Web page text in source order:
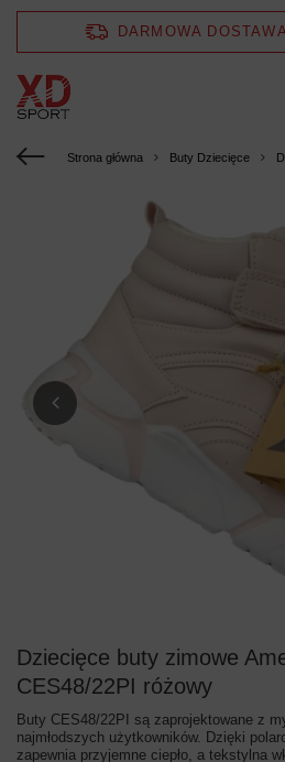
DARMOWA
Strona główna Buty Dziecięce
Dziecięce buty zimowe
CES48/22PI różowy
Buty CES48/22PI są zaprojektowane z
najmłodszych użytkowników. Dzięki
zapewnia przyjemne ciepło, a tekstylna